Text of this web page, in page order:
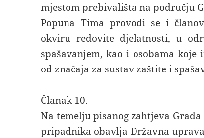
mjestom prebivališta na području
Popuna Tima provodi se i
okviru redovite djelatnosti, u
spašavanjem, kao i osobama
od značaja za sustav zaštite i
Članak 10.
Na temelju pisanog zahtjeva
pripadnika obavlja Državna